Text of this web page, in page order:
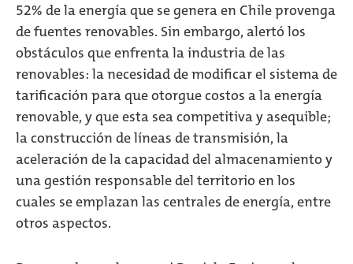
52% de la energía que se genera en Chile provenga
de fuentes renovables. Sin embargo, alertó los
obstáculos que enfrenta la industria de las
renovables: la necesidad de modificar el sistema de
tarificación para que otorgue costos a la energía
renovable, y que esta sea competitiva y asequible;
la construcción de líneas de transmisión, la
aceleración de la capacidad del almacenamiento y
una gestión responsable del territorio en los
cuales se emplazan las centrales de energía, entre
otros aspectos.